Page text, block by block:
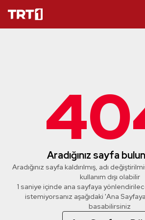
Aradığınız sayfa
Aradığınız sayfa kaldırılmış, adı
kullanım dışı olabilir
1 saniye içinde ana sayfaya
istemiyorsanız aşağıdaki 'Ana
basabilirsiniz